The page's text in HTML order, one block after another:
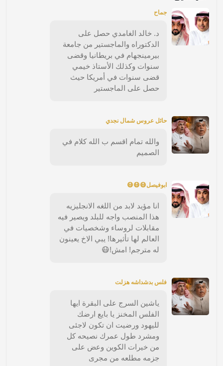
جماح
د. خالد الغامدي حصل على
الدكتوراه والماجستير من جامعة
بيرمينجهام في بريطانيا وقضى
سنوات وكذلك الأستاذ خيمي
قضى سنوات في أمريكا حيث
حصل على الماجستير
حائل عروس شمال نجدي
والله تمام اقسم ب الله كلام في
الصميم
ابوفيصل😷😷😷
انا مؤيد لابد من اللغه الانجليزيه
هذا المنصب واجه للبلد ويصير فيه
مقابلات لروساء وشخصيات في
العالم لها تأثيرها! يبي الاخ يعينون
له مترجم! امش!😷
فلس بدشداشه هزلت
ياشين السرج على البقرة ايها
الفلس المخنز يا بايع ارضك
لليهود ورضيت ان تكون لاجئى
ومشرد طول عمرك نصيحه كل
من خيرات الكوين وعض على
جزمه مطلعه من مجرى